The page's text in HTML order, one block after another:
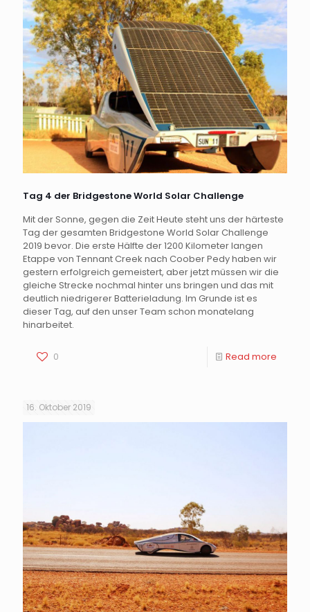
Tag 4 der Bridgestone World Solar Challenge
Mit der Sonne, gegen die Zeit Heute steht uns der härteste
Tag der gesamten Bridgestone World Solar Challenge
2019 bevor. Die erste Hälfte der 1200 Kilometer langen
Etappe von Tennant Creek nach Coober Pedy haben wir
gestern erfolgreich gemeistert, aber jetzt müssen wir die
gleiche Strecke nochmal hinter uns bringen und das mit
deutlich niedrigerer Batterieladung. Im Grunde ist es
dieser Tag, auf den unser Team schon monatelang
hinarbeitet.
0 Read more
16. Oktober 2019